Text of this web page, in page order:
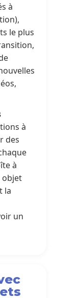
à
le plus
à
des
à
objet
la
un